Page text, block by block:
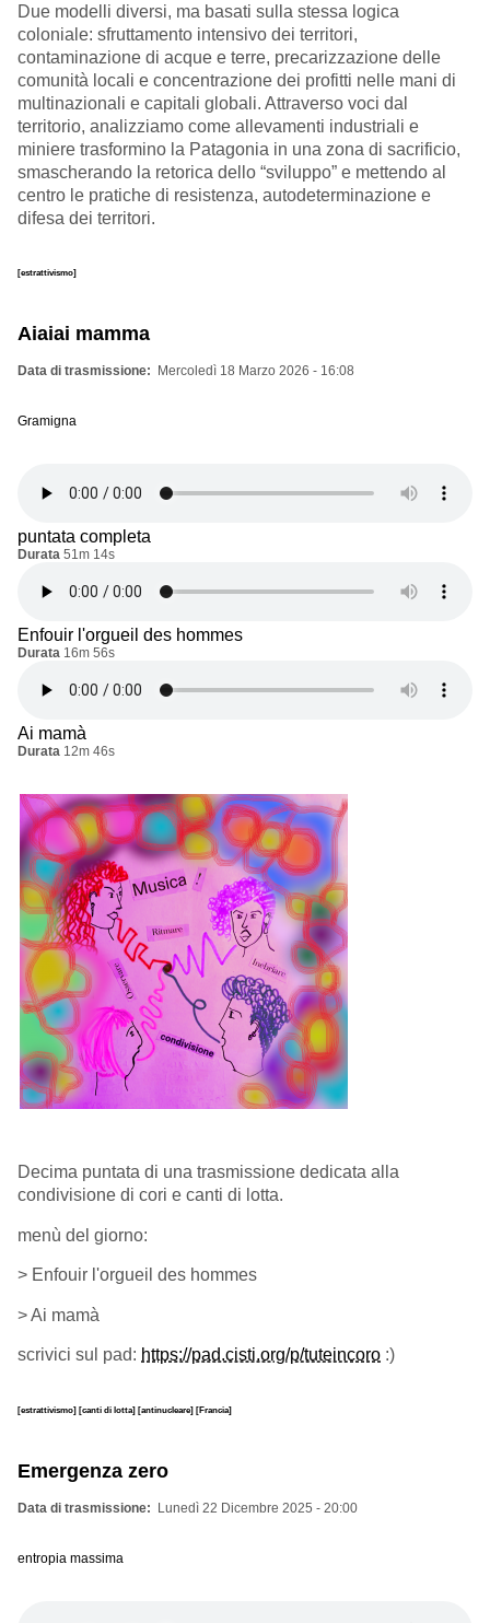
Due modelli diversi, ma basati sulla stessa logica
coloniale: sfruttamento intensivo dei territori,
contaminazione di acque e terre, precarizzazione delle
comunità locali e concentrazione dei profitti nelle mani di
multinazionali e capitali globali. Attraverso voci dal
territorio, analizziamo come allevamenti industriali e
miniere trasformino la Patagonia in una zona di sacrificio,
smascherando la retorica dello “sviluppo” e mettendo al
centro le pratiche di resistenza, autodeterminazione e
difesa dei territori.
[estrattivismo]
Aiaiai mamma
Data di trasmissione Mercoledì 18 Marzo 2026 - 16:08
Gramigna
puntata completa
Durata 51m 14s
Enfouir l'orgueil des hommes
Durata 16m 56s
Ai mamà
Durata 12m 46s
Decima puntata di una trasmissione dedicata alla
condivisione di cori e canti di lotta.
menù del giorno:
> Enfouir l'orgueil des hommes
> Ai mamà
scrivici sul pad: https://pad.cisti.org/p/tuteincoro :)
[estrattivismo] [canti di lotta] [antinucleare] [Francia]
Emergenza zero
Data di trasmissione Lunedì 22 Dicembre 2025 - 20:00
entropia massima